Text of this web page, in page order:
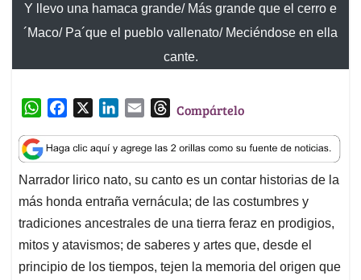
Y llevo una hamaca grande/ Más grande que el cerro e
´Maco/ Pa´que el pueblo vallenato/ Meciéndose en ella
cante.
W
a
t
s
A
p
p
c
e
b
o
o
k
n
k
e
d
I
n
a
i
l
T
r
e
a
d
s
Compártelo
Narrador lirico nato, su canto es un contar historias de la
más honda entraña vernácula; de las costumbres y
tradiciones ancestrales de una tierra feraz en prodigios,
mitos y atavismos; de saberes y artes que, desde el
principio de los tiempos, tejen la memoria del origen que